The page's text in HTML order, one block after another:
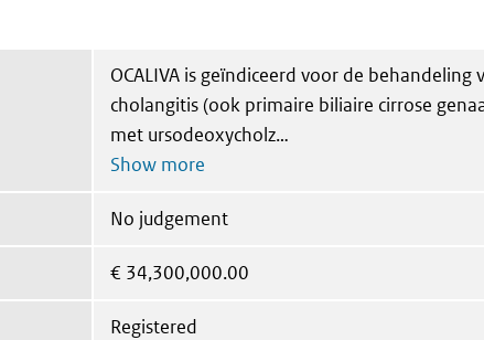
OCALIVA is geïndiceerd voor de behandeling
cholangitis (ook primaire biliaire cirrose
met ursodeoxycholz
No judgement
€ 34,300,000.00
Registered